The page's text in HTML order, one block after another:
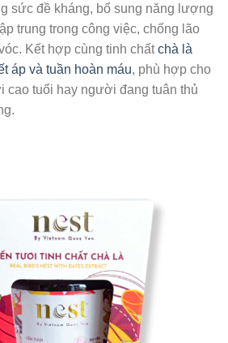
sức đề kháng, bổ sung năng lượng
trung trong công việc, chống lão
Kết hợp cùng tinh chấtchà là
áp và tuần hoàn máu, phù hợp cho
cao tuổi hay người đang tuân thủ